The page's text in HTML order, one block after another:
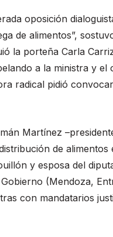
oposición
de alimentos”,
la porteña Carla
a la ministra y el
radical pidió
Martínez
de
y esposa del
(Mendoza,
con mandatarios